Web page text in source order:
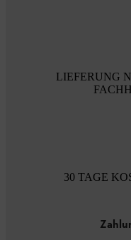
LIEFERUNG
30 TAGE